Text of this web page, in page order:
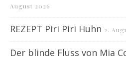
August 2026
REZEPT Piri Piri Huhn 2.
Der blinde Fluss von Mia